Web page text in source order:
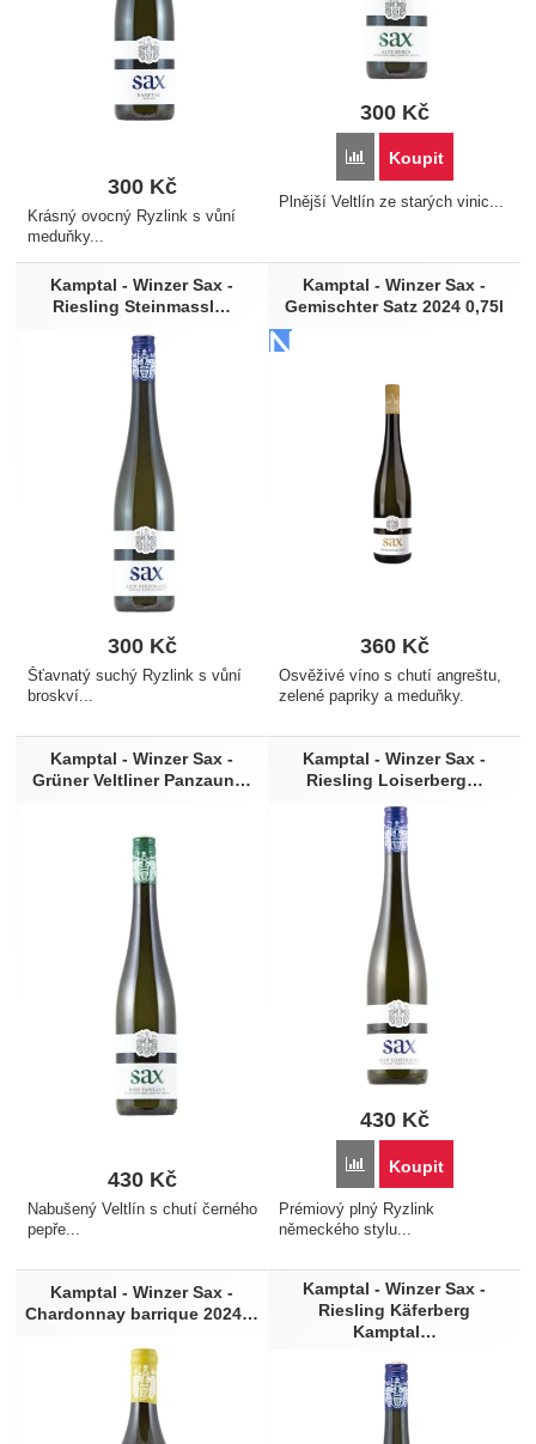
300 Kč
Krásný ovocný Ryzlink s vůní
meduňky...
300 Kč
Přidat 'Kamptal -
Koupit
Plnější Veltlín ze starých vinic...
Kamptal - Winzer Sax -
Riesling Steinmassl…
300 Kč
Šťavnatý suchý Ryzlink s vůní
broskví...
Kamptal - Winzer Sax -
Gemischter Satz 2024 0,75l
360 Kč
Osvěživé víno s chutí angreštu,
zelené papriky a meduňky.
Kamptal - Winzer Sax -
Grüner Veltliner Panzaun…
430 Kč
Nabušený Veltlín s chutí černého
pepře...
Kamptal - Winzer Sax -
Riesling Loiserberg…
430 Kč
Přidat 'Kamptal -
Koupit
Prémiový plný Ryzlink
německého stylu...
Kamptal - Winzer Sax -
Chardonnay barrique 2024…
Kamptal - Winzer Sax -
Riesling Käferberg
Kamptal…